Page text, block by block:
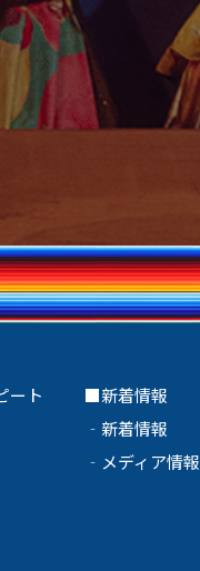
ート
■新着情報
‐ 新着情報
‐ メディア情報